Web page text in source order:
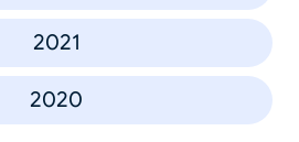
2021
2020